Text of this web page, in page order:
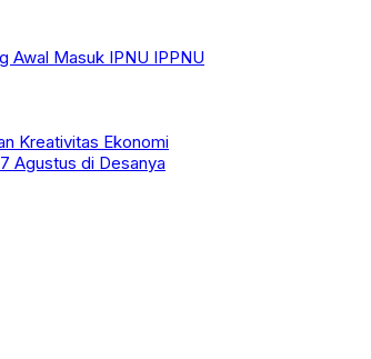
Awal Masuk IPNU IPPNU
Kreativitas Ekonomi
Agustus di Desanya